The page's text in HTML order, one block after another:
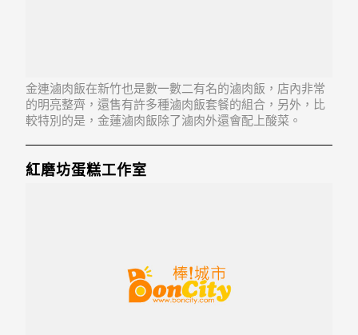
金連滷肉飯在新竹也是數一數二有名的滷肉飯，店內非常
的明亮整齊，還售有許多種滷肉飯套餐的組合，另外，比
較特別的是，金蓮滷肉飯除了滷肉外還會配上酸菜。
紅磨坊蛋糕工作室